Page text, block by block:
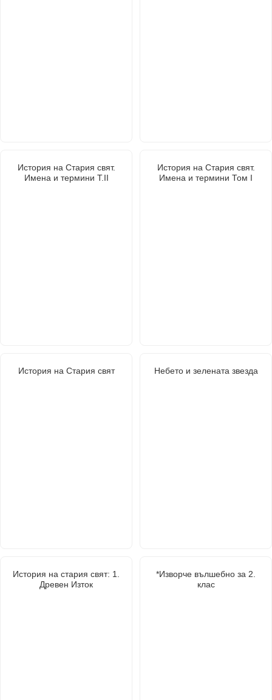
История на Стария свят.
Имена и термини Т.II
История на Стария свят.
Имена и термини Том I
История на Стария свят Небето и зелената звезда
История на стария свят: 1.
Древен Изток
*Изворче вълшебно за 2.
клас